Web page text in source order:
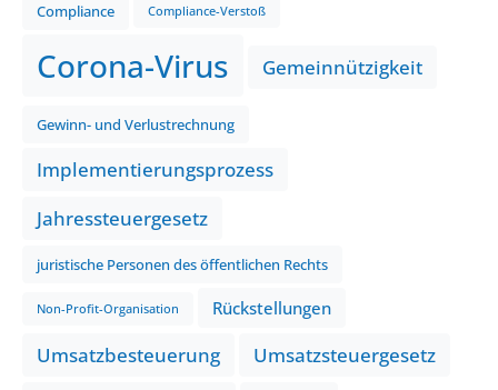
Compliance Compliance-Verstoß
Corona-Virus Gemeinnützigkeit
Gewinn- und Verlustrechnung
Implementierungsprozess
Jahressteuergesetz
juristische Personen des öffentlichen Rechts
Non-Profit-Organisation Rückstellungen
Umsatzbesteuerung Umsatzsteuergesetz